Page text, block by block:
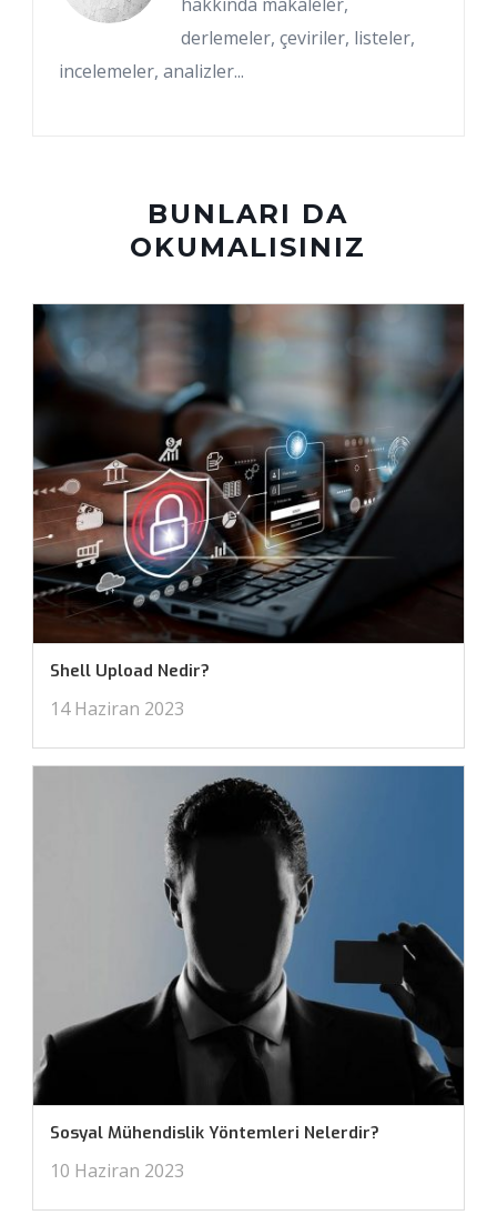
derlemeler, çeviriler, listeler,
incelemeler, analizler...
BUNLARI DA
OKUMALISINIZ
Shell Upload Nedir?
14 Haziran 2023
Sosyal Mühendislik Yöntemleri Nelerdir?
10 Haziran 2023